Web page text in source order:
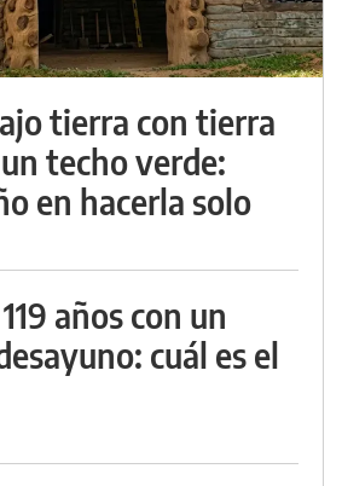
tierra con tierra
techo verde:
en hacerla solo
años con un
cuál es el